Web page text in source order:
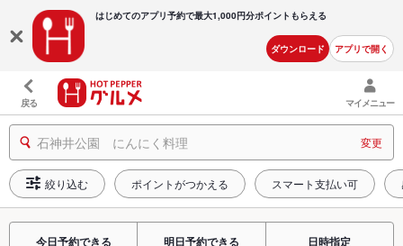
はじめてのアプリ予約で最大1,000円分ポイントもらえる
ダウンロード アプリで開く
戻る マイメニュー
石神井公園 にんにく料理 変更
絞り込む ポイントがつかえる スマート支払い可
今日予約できる 明日予約できる 日時指定